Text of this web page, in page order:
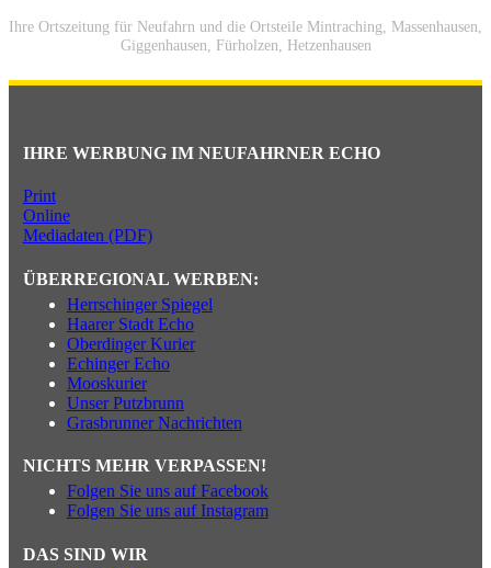
Ihre Ortszeitung für Neufahrn und die Ortsteile Mintraching, Massenhausen,
Giggenhausen, Fürholzen, Hetzenhausen
IHRE WERBUNG IM NEUFAHRNER ECHO
Print
Online
Mediadaten (PDF)
ÜBERREGIONAL WERBEN:
Herrschinger Spiegel
Haarer Stadt Echo
Oberdinger Kurier
Echinger Echo
Mooskurier
Unser Putzbrunn
Grasbrunner Nachrichten
NICHTS MEHR VERPASSEN!
Folgen Sie uns auf Facebook
Folgen Sie uns auf Instagram
DAS SIND WIR